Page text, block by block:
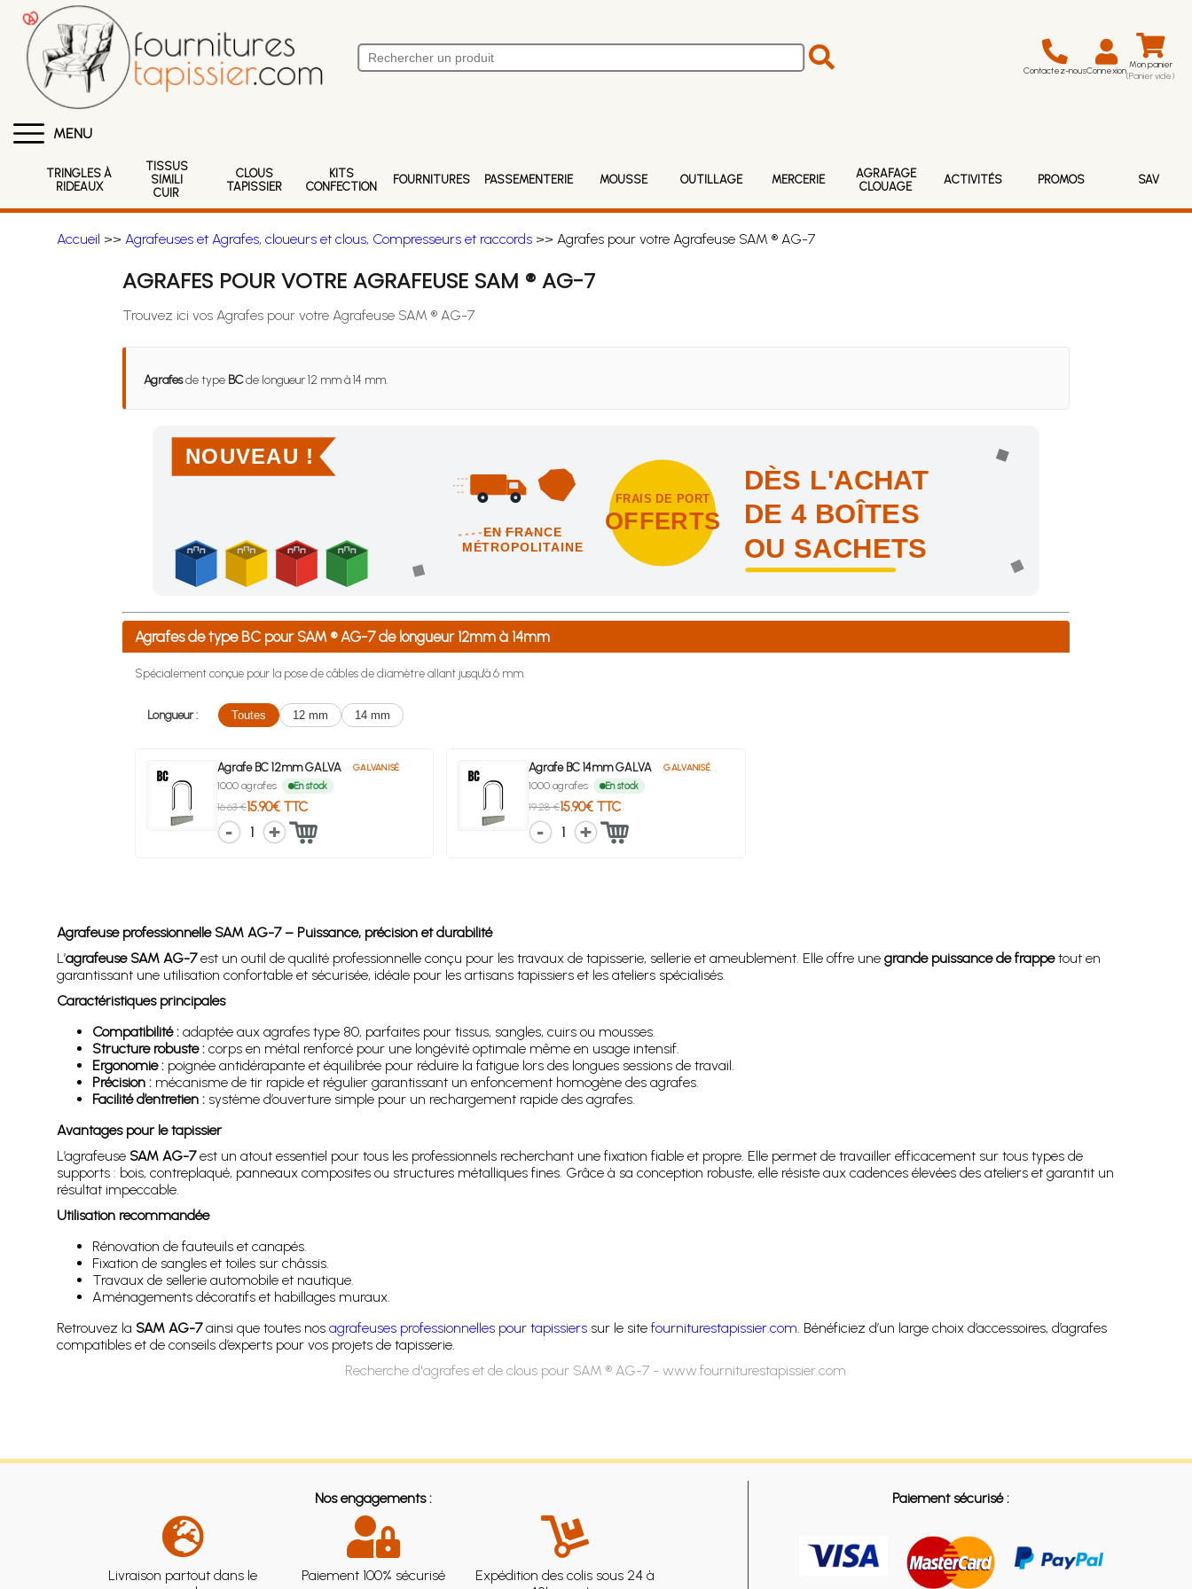
Contactez-nousConnexion Mon panier
(Panier vide)
MENU
TRINGLES À
RIDEAUX
TISSUS
SIMILI
CUIR
CLOUS
TAPISSIER
KITS
CONFECTION
FOURNITURES PASSEMENTERIE MOUSSE OUTILLAGE MERCERIE
AGRAFAGE
CLOUAGE
ACTIVITÉS PROMOS SAV
Accueil >> Agrafeuses et Agrafes, cloueurs et clous, Compresseurs et raccords>> Agrafes pour votre Agrafeuse SAM ® AG-7
AGRAFES POUR VOTRE AGRAFEUSE SAM ® AG-7
Trouvez ici vos Agrafes pour votre Agrafeuse SAM ® AG-7
Agrafesde type BCde longueur 12 mm à 14 mm.
NOUVEAU !
EN FRANCE
MÉTROPOLITAINE
FRAIS DE PORT
OFFERTS
DÈS L'ACHAT
DE 4 BOÎTES
OU SACHETS
Achetez 4 sachets ou boîtes d'agrafes ou de pointes et nous vous offrons les frais de port en France métropolitaine !
Agrafes de type BC pour SAM ® AG-7 de longueur 12mm à 14mm
Spécialement conçue pour la pose de câbles de diamètre allant jusqu'à 6 mm.
Longueur : Toutes 12 mm 14 mm
Agrafe BC 12mm GALVA GALVANISÉ
1000 agrafes En stock
16.63 €15.90€ TTC
1
Agrafe BC 14mm GALVA GALVANISÉ
1000 agrafes En stock
19.28 €15.90€ TTC
1
Agrafeuse professionnelle SAM AG-7 – Puissance, précision et durabilité
L’agrafeuse SAM AG-7est un outil de qualité professionnelle conçu pour les travaux de tapisserie, sellerie et ameublement. Elle offre une grande puissance de frappetout en
garantissant une utilisation confortable et sécurisée, idéale pour les artisans tapissiers et les ateliers spécialisés.
Caractéristiques principales
Compatibilité :adaptée aux agrafes type 80, parfaites pour tissus, sangles, cuirs ou mousses.
Structure robuste :corps en métal renforcé pour une longévité optimale même en usage intensif.
Ergonomie :poignée antidérapante et équilibrée pour réduire la fatigue lors des longues sessions de travail.
Précision :mécanisme de tir rapide et régulier garantissant un enfoncement homogène des agrafes.
Facilité d’entretien :système d’ouverture simple pour un rechargement rapide des agrafes.
Avantages pour le tapissier
L’agrafeuse SAM AG-7est un atout essentiel pour tous les professionnels recherchant une fixation fiable et propre. Elle permet de travailler efficacement sur tous types de
supports : bois, contreplaqué, panneaux composites ou structures métalliques fines. Grâce à sa conception robuste, elle résiste aux cadences élevées des ateliers et garantit un
résultat impeccable.
Utilisation recommandée
Rénovation de fauteuils et canapés.
Fixation de sangles et toiles sur châssis.
Travaux de sellerie automobile et nautique.
Aménagements décoratifs et habillages muraux.
Retrouvez la SAM AG-7ainsi que toutes nos agrafeuses professionnelles pour tapissierssur le site fourniturestapissier.com . Bénéficiez d’un large choix d’accessoires, d’agrafes
compatibles et de conseils d’experts pour vos projets de tapisserie.
Recherche d'agrafes et de clous pour SAM ® AG-7 - www.fourniturestapissier.com
Nos engagements :
Livraison partout dans le
Paiement 100% sécurisé
Expédition des colis sous 24 à
Paiement sécurisé :